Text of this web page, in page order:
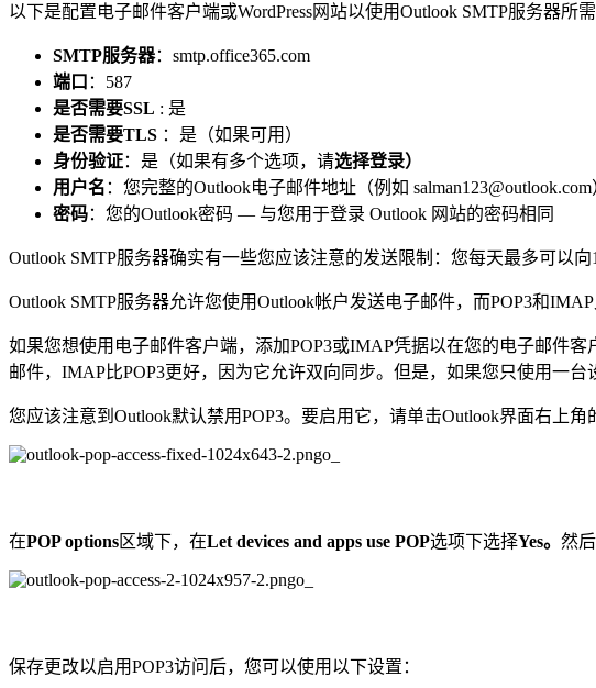
以下是配置电子邮件客户端或WordPress网站以使用Outlook SMTP服务器所
SMTP服务器：smtp.office365.com
端口 ：587
是否需要SSL : 是
是否需要TLS ：是（如果可用）
身份验证：是（如果有多个选项，请选择登录）
用户名 ：您完整的Outlook电子邮件地址（例如 salman123@outlook.com
密码：您的Outlook密码 — 与您用于登录 Outlook 网站的密码相同
Outlook SMTP服务器确实有一些您应该注意的发送限制：您每天最多可以向
Outlook SMTP服务器允许您使用Outlook帐户发送电子邮件，而POP3和
如果您想使用电子邮件客户端，添加POP3或IMAP凭据以在您的电子邮件
邮件，IMAP比POP3更好，因为它允许双向同步。但是，如果您只使用一台
您应该注意到Outlook默认禁用POP3。要启用它，请单击Outlook界面右上角
在POP options区域下，在Let devices and apps use POP选项下选择Yes。 然
保存更改以启用POP3访问后，您可以使用以下设置：